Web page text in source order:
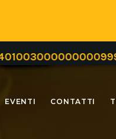
oppure
EVENTI CONTATTI